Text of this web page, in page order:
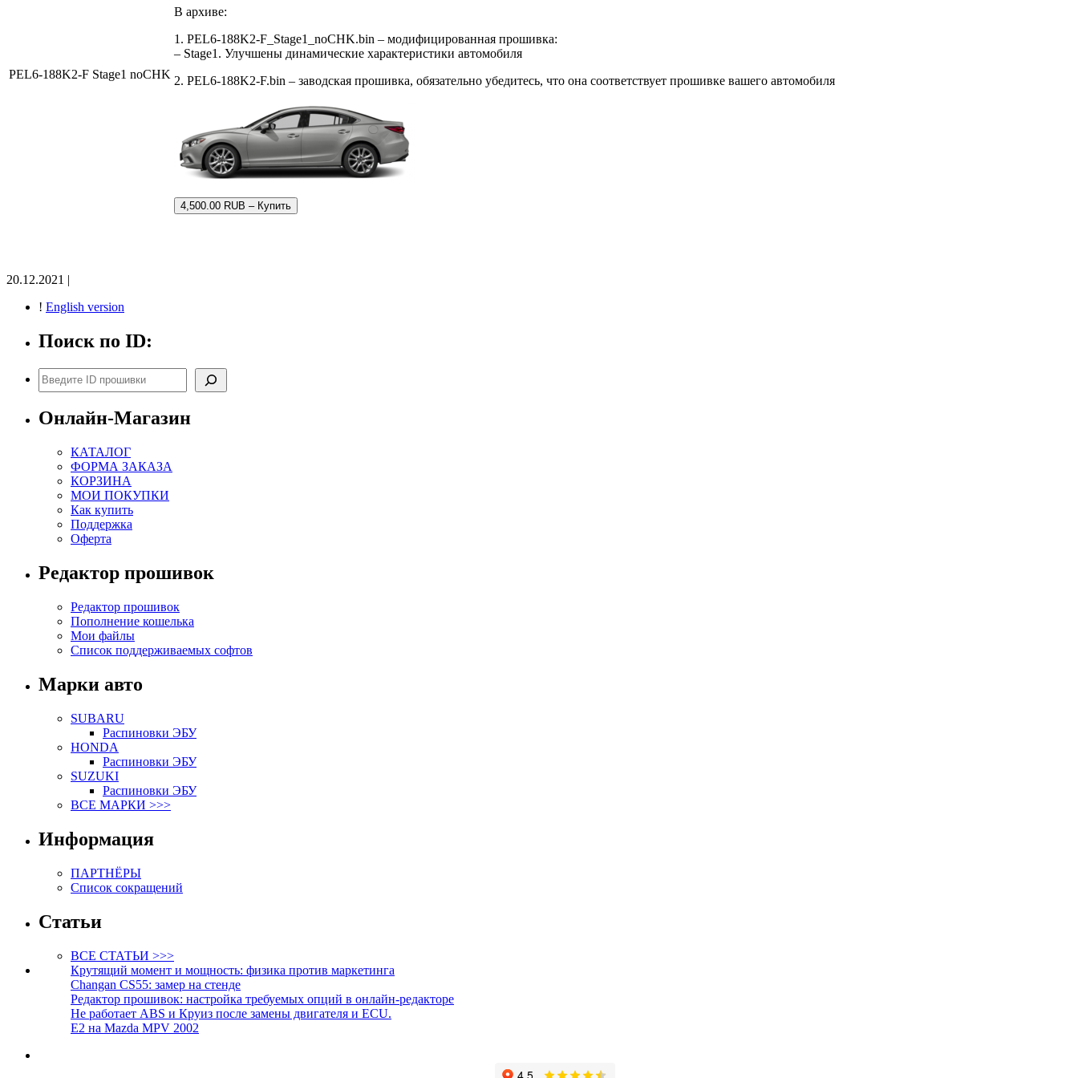
PEL6-188K2-F Stage1 noCHK
В архиве:
1. PEL6-188K2-F_Stage1_noCHK.bin – модифицированная прошивка:
– Stage1. Улучшены динамические характеристики автомобиля
2. PEL6-188K2-F.bin – заводская прошивка, обязательно убедитесь, что она соответствует прошивке вашего автомобиля
4,500.00 RUB – Купить
20.12.2021 |
! English version
Поиск по ID:
Поиск
Онлайн-Магазин
КАТАЛОГ
ФОРМА ЗАКАЗА
КОРЗИНА
МОИ ПОКУПКИ
Как купить
Поддержка
Оферта
Редактор прошивок
Редактор прошивок
Пополнение кошелька
Мои файлы
Список поддерживаемых софтов
Марки авто
SUBARU
Распиновки ЭБУ
HONDA
Распиновки ЭБУ
SUZUKI
Распиновки ЭБУ
ВСЕ МАРКИ >>>
Информация
ПАРТНЁРЫ
Список сокращений
Статьи
ВСЕ СТАТЬИ >>>
Крутящий момент и мощность: физика против маркетинга
Changan CS55: замер на стенде
Редактор прошивок: настройка требуемых опций в онлайн-редакторе
Не работает ABS и Круиз после замены двигателя и ECU.
E2 на Mazda MPV 2002